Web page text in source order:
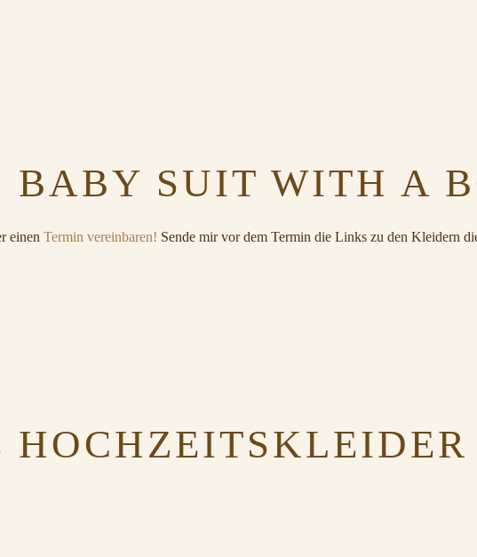
BABY SUIT WITH A
einen Termin vereinbaren! Sende mir vor dem Termin die Links zu den Kleidern
HOCHZEITSKLEIDER